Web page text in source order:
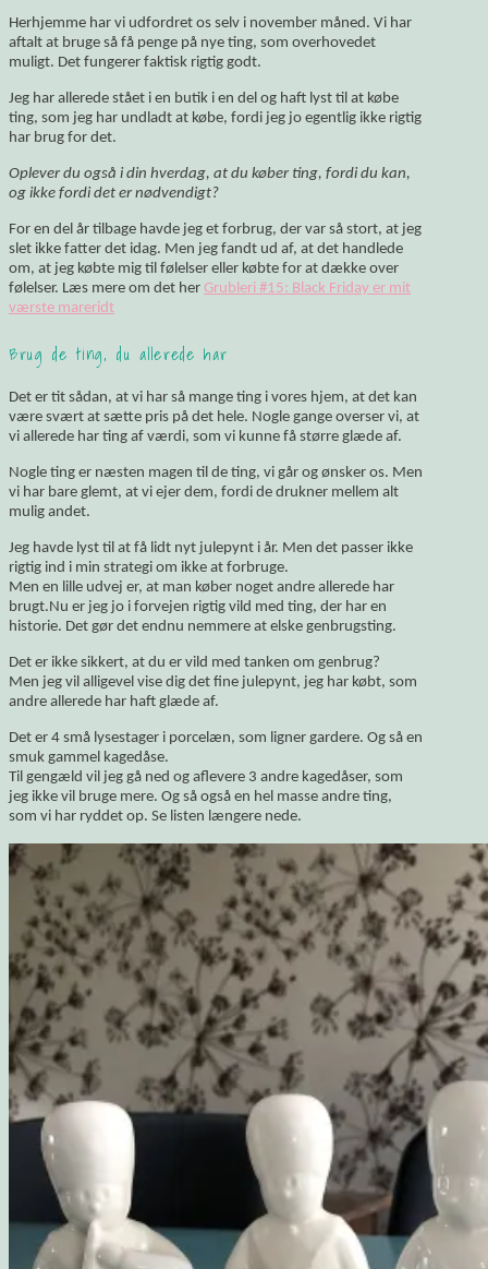
Herhjemme har vi udfordret os selv i november måned. Vi har
aftalt at bruge så få penge på nye ting, som overhovedet
muligt. Det fungerer faktisk rigtig godt.
Jeg har allerede stået i en butik i en del og haft lyst til at købe
ting, som jeg har undladt at købe, fordi jeg jo egentlig ikke rigtig
har brug for det.
Oplever du også i din hverdag, at du køber ting, fordi du kan,
og ikke fordi det er nødvendigt?
For en del år tilbage havde jeg et forbrug, der var så stort, at jeg
slet ikke fatter det idag. Men jeg fandt ud af, at det handlede
om, at jeg købte mig til følelser eller købte for at dække over
følelser. Læs mere om det her Grubleri #15: Black Friday er mit
værste mareridt
Brug de ting, du allerede har
Det er tit sådan, at vi har så mange ting i vores hjem, at det kan
være svært at sætte pris på det hele. Nogle gange overser vi, at
vi allerede har ting af værdi, som vi kunne få større glæde af.
Nogle ting er næsten magen til de ting, vi går og ønsker os. Men
vi har bare glemt, at vi ejer dem, fordi de drukner mellem alt
mulig andet.
Jeg havde lyst til at få lidt nyt julepynt i år. Men det passer ikke
rigtig ind i min strategi om ikke at forbruge.
Men en lille udvej er, at man køber noget andre allerede har
brugt.Nu er jeg jo i forvejen rigtig vild med ting, der har en
historie. Det gør det endnu nemmere at elske genbrugsting.
Det er ikke sikkert, at du er vild med tanken om genbrug?
Men jeg vil alligevel vise dig det fine julepynt, jeg har købt, som
andre allerede har haft glæde af.
Det er 4 små lysestager i porcelæn, som ligner gardere. Og så en
smuk gammel kagedåse.
Til gengæld vil jeg gå ned og aflevere 3 andre kagedåser, som
jeg ikke vil bruge mere. Og så også en hel masse andre ting,
som vi har ryddet op. Se listen længere nede.